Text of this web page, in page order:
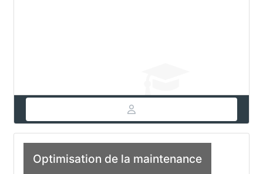
Optimisation de la maintenance